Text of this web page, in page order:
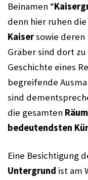
Beinamen “
denn hier ruhen die
Kaiser sowie deren
Gräber sind dort
Geschichte eines
begreifende
sind
die gesamten
bedeutendsten
Eine Besichtigung
Untergrund ist am